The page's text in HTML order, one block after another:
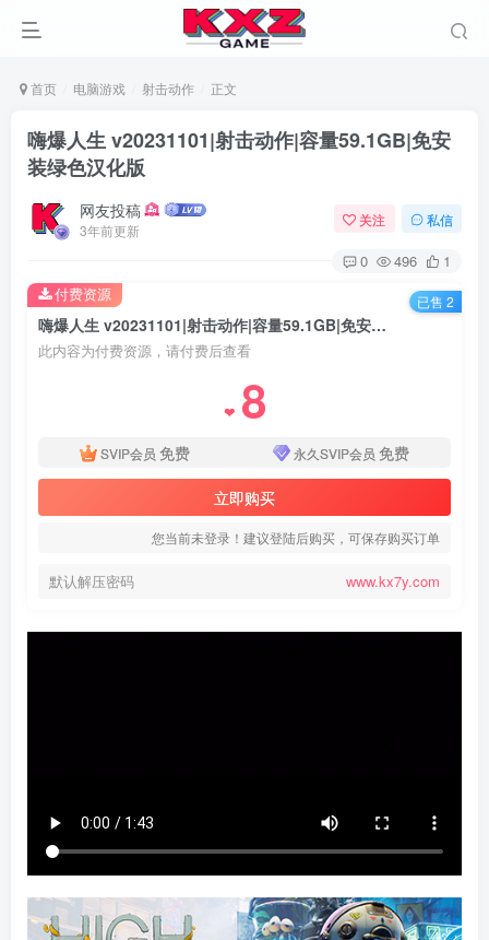
首页 电脑游戏 射击动作 正文
嗨爆人生 v20231101|射击动作|容量59.1GB|免安
装绿色汉化版
网友投稿
3年前更新
关注 私信
0 496 1
嗨爆人生 v20231101|射击动作|容量59.1GB|免安装绿色汉化版
此内容为付费资源，请付费后查看
❤ 8
SVIP会员 免费 永久SVIP会员 免费
立即购买
您当前未登录！建议登陆后购买，可保存购买订单
默认解压密码 www.kx7y.com
付费资源 已售 2